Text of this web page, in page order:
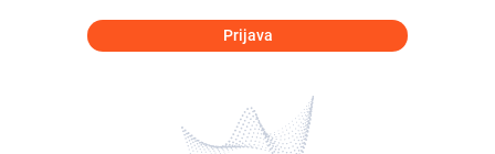
Prijava